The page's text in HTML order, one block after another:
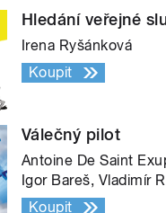
Hledání veřejné
Irena Ryšánková
Koupit
Válečný pilot
Antoine De Saint
Igor Bareš, Vladimír
Koupit